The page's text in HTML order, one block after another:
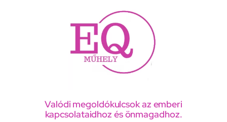
Valódi megoldókulcsok az emberi
kapcsolataidhoz és önmagadhoz.